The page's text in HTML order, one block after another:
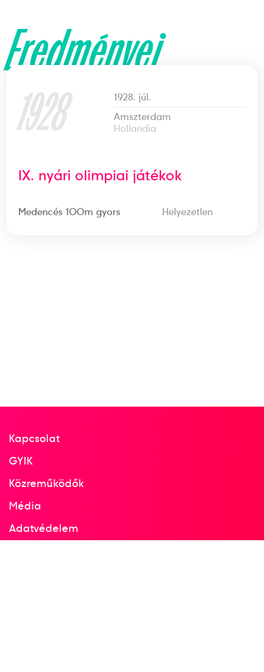
Eredményei
1928
1928. júl.
Amszterdam
Hollandia
IX. nyári olimpiai játékok
Medencés 100m gyors Helyezetlen
Kapcsolat
GYIK
Közreműködők
Média
Adatvédelem